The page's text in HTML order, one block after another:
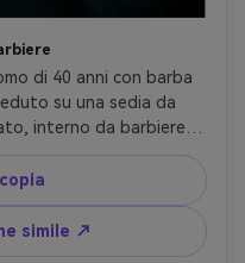
di 40 anni con barba
su una sedia da
interno da barbiere
luce chiave calda e
X-H2S, obiettivo
in vita con bordi
guidata dal
pelle, messa a fuoco
simile ↗